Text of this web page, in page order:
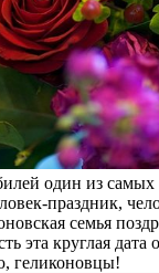
один из
праздник,
семья
эта круглая
геликоновцы!